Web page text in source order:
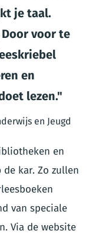
je taal.
voor te
en
lezen.
en Jeugd
en
kar. Zo zullen
van speciale
Via de website